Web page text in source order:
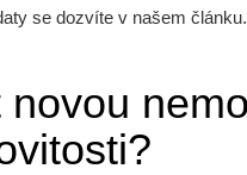
se dozvíte v našem článku.